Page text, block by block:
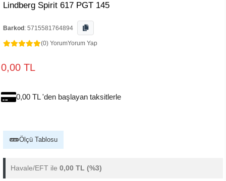
Lindberg Spirit 617 PGT 145
Barkod : 5715581764894
(0) YorumYorum Yap
0,00 TL
0,00 TL 'den başlayan taksitlerle
Ölçü Tablosu
Havale/EFT ile 0,00 TL (%3)